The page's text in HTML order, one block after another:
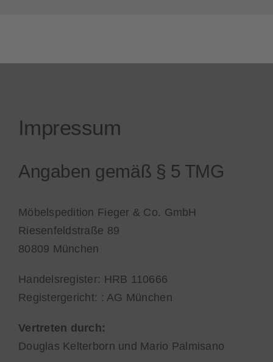
Impressum
Angaben gemäß § 5 TMG
Möbelspedition Fieger & Co. GmbH
Riesenfeldstraße 89
80809 München
Handelsregister: HRB 110666
Registergericht: : AG München
Vertreten durch:
Douglas Kelterborn und Mario Palmisano